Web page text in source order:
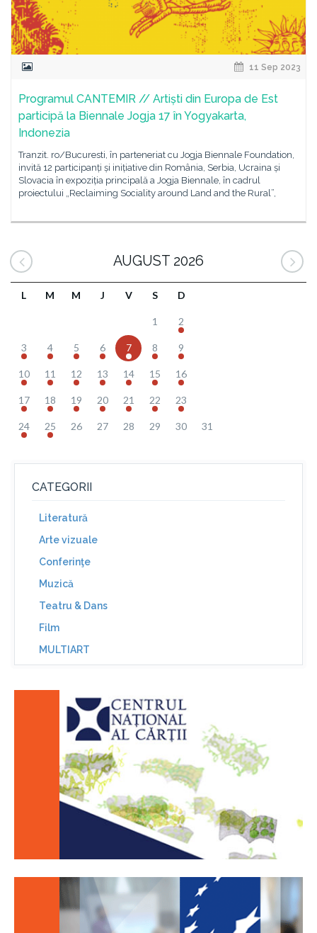
11 Sep 2023
Programul CANTEMIR // Artiști din Europa de Est
participă la Biennale Jogja 17 în Yogyakarta,
Indonezia
Tranzit. ro/Bucuresti, în parteneriat cu Jogja Biennale Foundation,
invită 12 participanți și inițiative din România, Serbia, Ucraina și
Slovacia în expoziția principală a Jogja Biennale, în cadrul
proiectului „Reclaiming Sociality around Land and the Rural”,
AUGUST 2026
L M M J V S D
1 2
3 4 5 6 7 8 9
10 11 12 13 14 15 16
17 18 19 20 21 22 23
24 25 26 27 28 29 30 31
CATEGORII
Literatură
Arte vizuale
Conferinţe
Muzică
Teatru & Dans
Film
MULTIART